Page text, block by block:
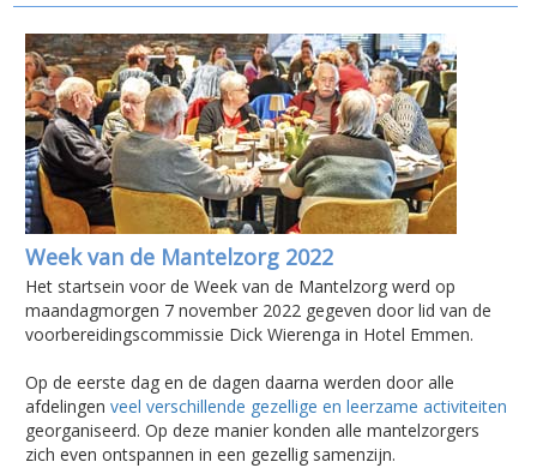
Week van de Mantelzorg 2022
Het startsein voor de Week van de Mantelzorg werd op
maandagmorgen 7 november 2022 gegeven door lid van de
voorbereidingscommissie Dick Wierenga in Hotel Emmen.
Op de eerste dag en de dagen daarna werden door alle
afdelingen veel verschillende gezellige en leerzame activiteiten
georganiseerd. Op deze manier konden alle mantelzorgers
zich even ontspannen in een gezellig samenzijn.